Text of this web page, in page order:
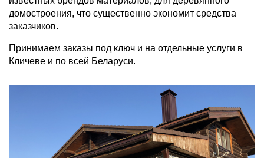
домостроения, что существенно экономит средства
заказчиков.
Принимаем заказы под ключ и на отдельные услуги в
Кличеве и по всей Беларуси.